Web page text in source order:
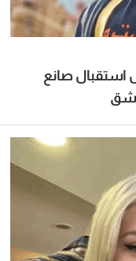
استقبال صانع